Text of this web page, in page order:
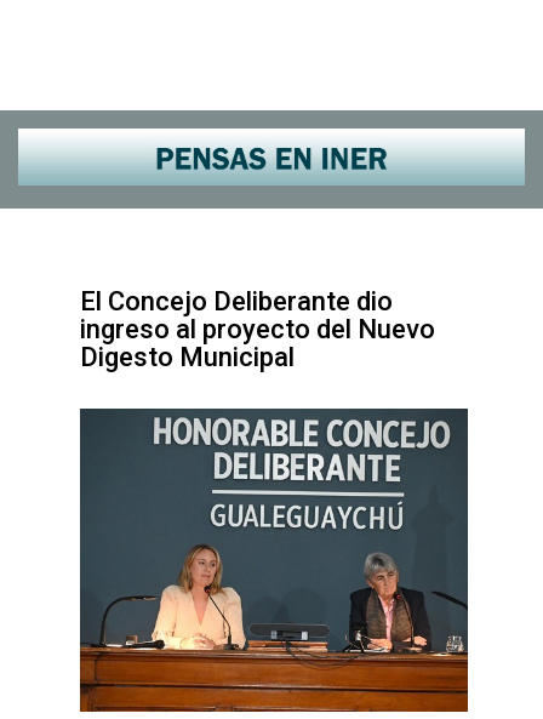
El Concejo Deliberante dio
ingreso al proyecto del Nuevo
Digesto Municipal